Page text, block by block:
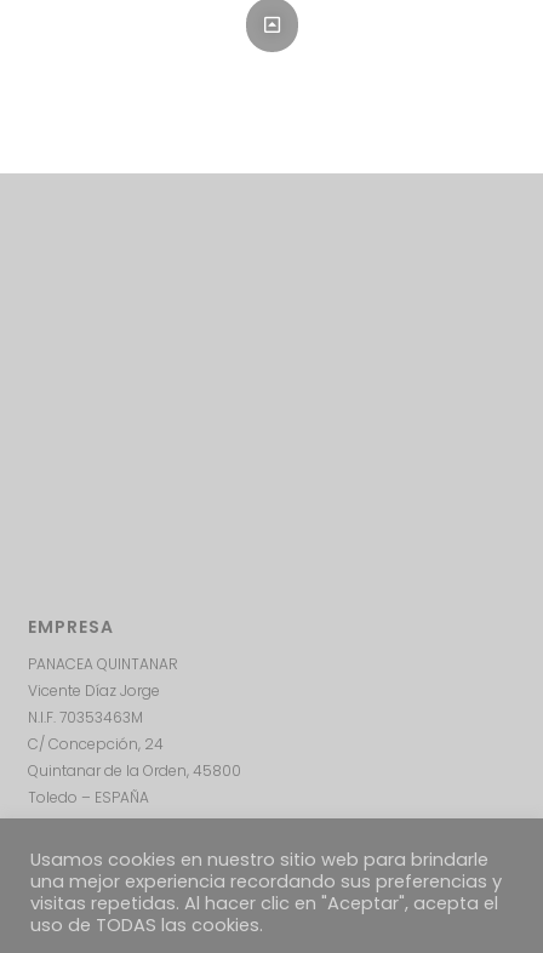
EMPRESA
PANACEA QUINTANAR
Vicente Díaz Jorge
N.I.F. 70353463M
C/ Concepción, 24
Quintanar de la Orden, 45800
Toledo – ESPAÑA
Usamos cookies en nuestro sitio web para brindarle
una mejor experiencia recordando sus preferencias y
visitas repetidas. Al hacer clic en "Aceptar", acepta el
uso de TODAS las cookies.